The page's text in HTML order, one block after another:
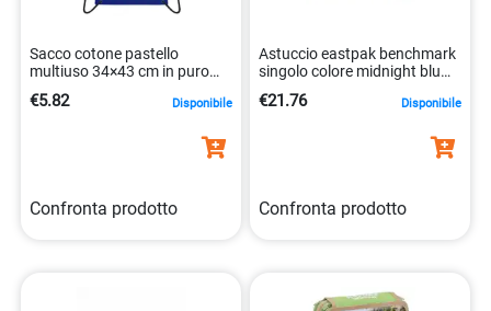
Sacco cotone pastello
multiuso 34×43 cm in puro
8007509105597
€5.82 Disponibile
Confronta prodotto
Astuccio eastpak benchmark
singolo colore midnight blu
5400552868441
€21.76 Disponibile
Confronta prodotto